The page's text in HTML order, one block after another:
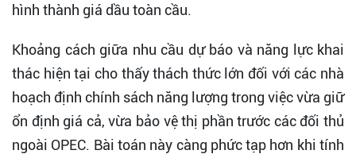
hình thành giá dầu toàn cầu.
Khoảng cách giữa nhu cầu dự báo và năng lực khai
thác hiện tại cho thấy thách thức lớn đối với các nhà
hoạch định chính sách năng lượng trong việc vừa giữ
ổn định giá cả, vừa bảo vệ thị phần trước các đối thủ
ngoài OPEC. Bài toán này càng phức tạp hơn khi tính